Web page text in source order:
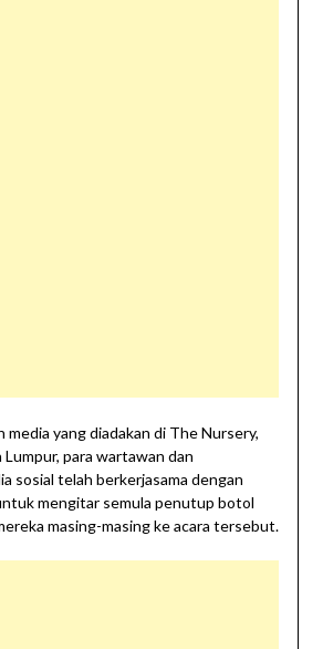
media yang diadakan di The Nursery,
Lumpur, para wartawan dan
sosial telah berkerjasama dengan
mengitar semula penutup botol
masing-masing ke acara tersebut.